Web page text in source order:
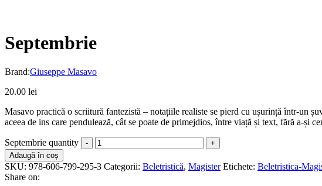
Septembrie
Brand:Giuseppe Masavo
20.00 lei
Masavo practică o scriitură fantezistă – notațiile realiste se pierd cu ușurință într-un
aceea de ins care pendulează, cât se poate de primejdios, între viață și text, fără a-și
Septembrie quantity
Adaugă în coș
SKU: 978-606-799-295-3 Categorii: Beletristică, Magister Etichete: Beletristica-
Share on: